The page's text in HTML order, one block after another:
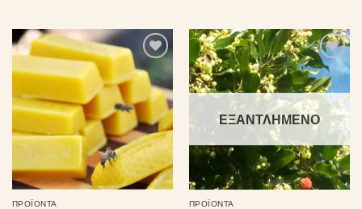
15,00 €
12,00 €
Πρόσθήκη
στην λίστα
επιθυμιών
ΠΡΟΪΌΝΤΑ
Πρόσθήκη
στην λίστα
επιθυμιών
ΕΞΑΝΤΛΗΜΈΝΟ
ΠΡΟΪΌΝΤΑ